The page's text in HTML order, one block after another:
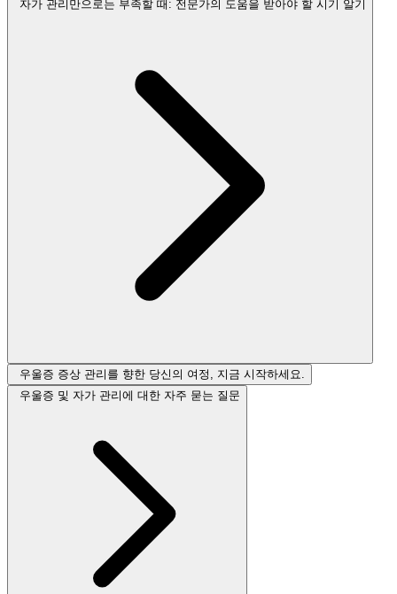
자가 관리만으로는 부족할 때: 전문가의 도움을 받아야 할 시기 알기
우울증 증상 관리를 향한 당신의 여정, 지금 시작하세요.
우울증 및 자가 관리에 대한 자주 묻는 질문